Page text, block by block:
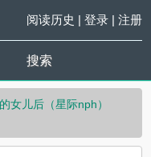
阅读历史 | 登录| 注册
搜索
女儿后（星际nph）